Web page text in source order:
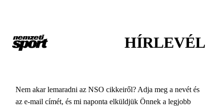
HÍRLEVÉL
Nem akar lemaradni az NSO cikkeiről? Adja meg a nevét és
az e-mail címét, és mi naponta elküldjük Önnek a legjobb